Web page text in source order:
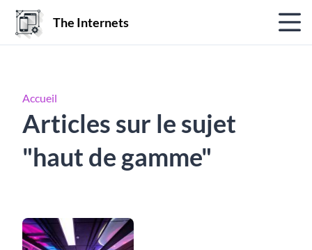
The Internets
Accueil
Articles sur le sujet
"haut de gamme"